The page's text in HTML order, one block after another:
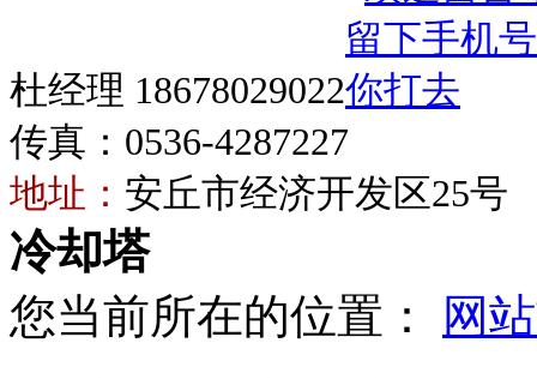
杜经理 18678029022
传真：0536-4287227
地址： 安丘市经济开发区25号
冷却塔
您当前所在的位置：
网